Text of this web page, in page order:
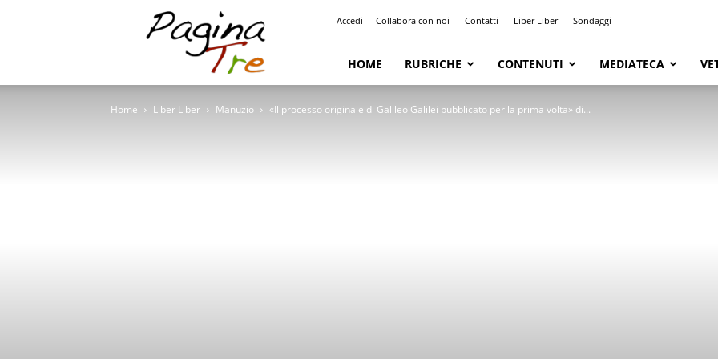
Accedi Collabora con noi Contatti Liber Liber Sondaggi
HOME RUBRICHE CONTENUTI MEDIATECA
Home Liber Liber Manuzio «Il processo originale di Galileo Galilei pubblicato per la prima volta» di...